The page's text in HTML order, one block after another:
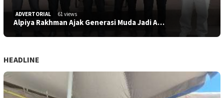
ADVERTORIAL 61 views
Alpiya Rakhman Ajak Generasi Muda Jadi A…
HEADLINE